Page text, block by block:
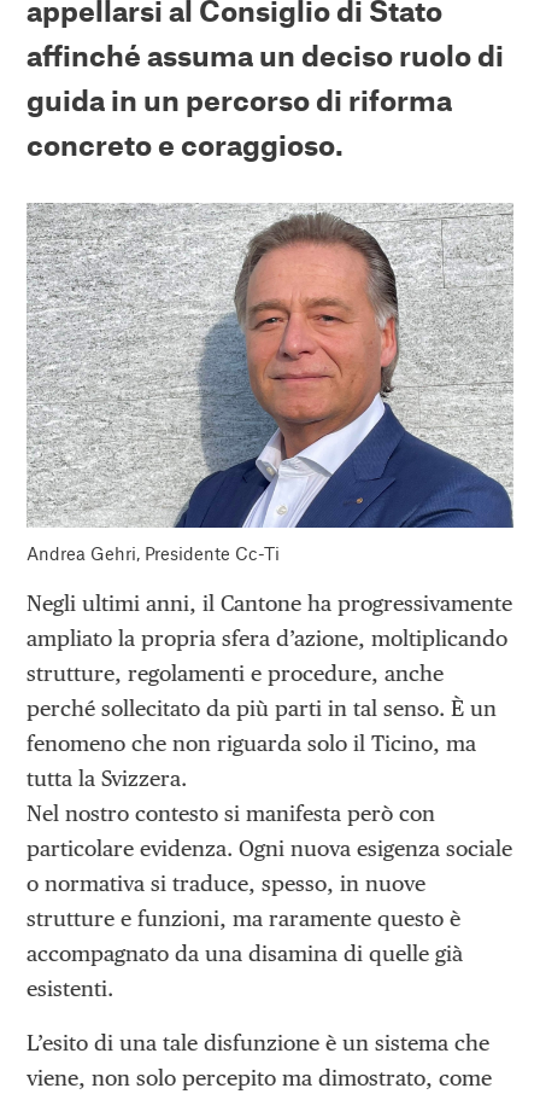
appellarsi al Consiglio di Stato
affinché assuma un deciso ruolo di
guida in un percorso di riforma
concreto e coraggioso.
Andrea Gehri, Presidente Cc-Ti
Negli ultimi anni, il Cantone ha progressivamente
ampliato la propria sfera d’azione, moltiplicando
strutture, regolamenti e procedure, anche
perché sollecitato da più parti in tal senso. È un
fenomeno che non riguarda solo il Ticino, ma
tutta la Svizzera.
Nel nostro contesto si manifesta però con
particolare evidenza. Ogni nuova esigenza sociale
o normativa si traduce, spesso, in nuove
strutture e funzioni, ma raramente questo è
accompagnato da una disamina di quelle già
esistenti.
L’esito di una tale disfunzione è un sistema che
viene, non solo percepito ma dimostrato, come